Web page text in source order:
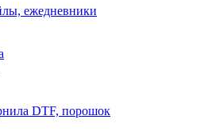
ежедневники
DTF, порошок